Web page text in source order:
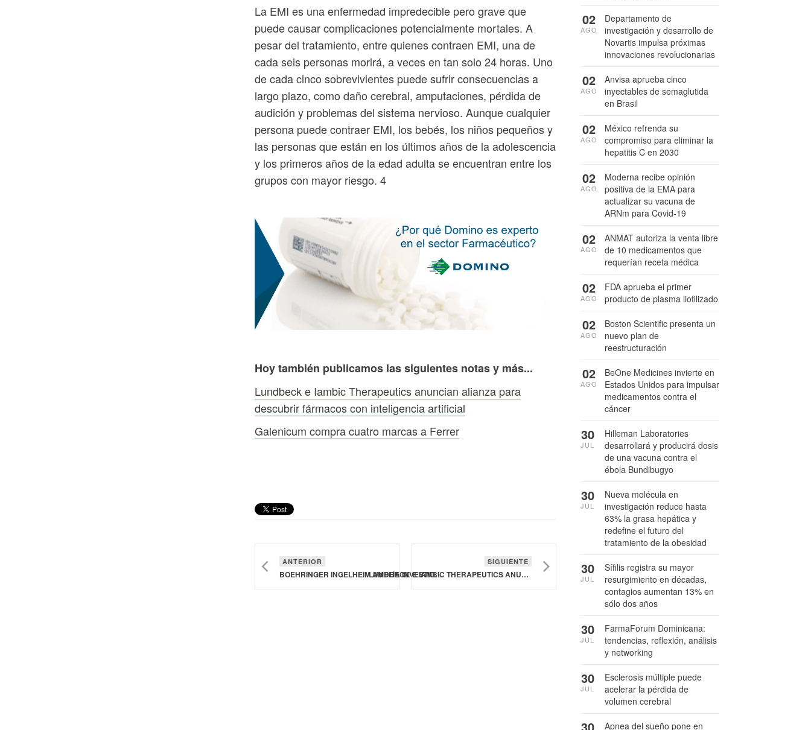
La EMI es una enfermedad impredecible pero grave que
puede causar complicaciones potencialmente mortales. A
pesar del tratamiento, entre quienes contraen EMI, una de
cada seis personas morirá, a veces en tan solo 24 horas. Uno
de cada cinco sobrevivientes puede sufrir consecuencias a
largo plazo, como daño cerebral, amputaciones, pérdida de
audición y problemas del sistema nervioso. Aunque cualquier
persona puede contraer EMI, los bebés, los niños pequeños y
las personas que están en los últimos años de la adolescencia
y los primeros años de la edad adulta se encuentran entre los
grupos con mayor riesgo. 4
Hoy también publicamos las siguientes notas y más...
Lundbeck e Iambic Therapeutics anuncian alianza para
descubrir fármacos con inteligencia artificial
Galenicum compra cuatro marcas a Ferrer
ANTERIOR
BOEHRINGER INGELHEIM AMPLÍA INVESTIGACIÓN SOBRE CÁNCER EN SU SEDE DE VIENA
SIGUIENTE
LUNDBECK E IAMBIC THERAPEUTICS ANUNCIAN ALIANZA PARA DESCUBRIR FÁRMACOS CON INTELIGENCIA ARTIFICIAL
Departamento de
investigación y desarrollo de
Novartis impulsa próximas
innovaciones revolucionarias
02
AGO
Anvisa aprueba cinco
inyectables de semaglutida
en Brasil
02
AGO
México refrenda su
compromiso para eliminar la
hepatitis C en 2030
02
AGO
Moderna recibe opinión
positiva de la EMA para
actualizar su vacuna de
ARNm para Covid-19
02
AGO
ANMAT autoriza la venta libre
de 10 medicamentos que
requerían receta médica
02
AGO
FDA aprueba el primer
producto de plasma liofilizado
02
AGO
Boston Scientific presenta un
nuevo plan de
reestructuración
02
AGO
BeOne Medicines invierte en
Estados Unidos para impulsar
medicamentos contra el
cáncer
02
AGO
Hilleman Laboratories
desarrollará y producirá dosis
de una vacuna contra el
ébola Bundibugyo
30
JUL
Nueva molécula en
investigación reduce hasta
63% la grasa hepática y
redefine el futuro del
tratamiento de la obesidad
30
JUL
Sífilis registra su mayor
resurgimiento en décadas,
contagios aumentan 13% en
sólo dos años
30
JUL
FarmaForum Dominicana:
tendencias, reflexión, análisis
y networking
30
JUL
Esclerosis múltiple puede
acelerar la pérdida de
volumen cerebral
30
JUL
Apnea del sueño pone en